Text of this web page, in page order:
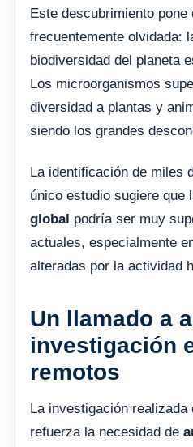
Este descubrimiento
frecuentemente olvidada:
biodiversidad del planeta
Los microorganismos
diversidad a plantas y
siendo los grandes
La identificación de miles
único estudio sugiere que
global podría ser muy
actuales, especialmente
alteradas por la actividad
Un llamado a
investigación
remotos
La investigación
refuerza la necesidad de